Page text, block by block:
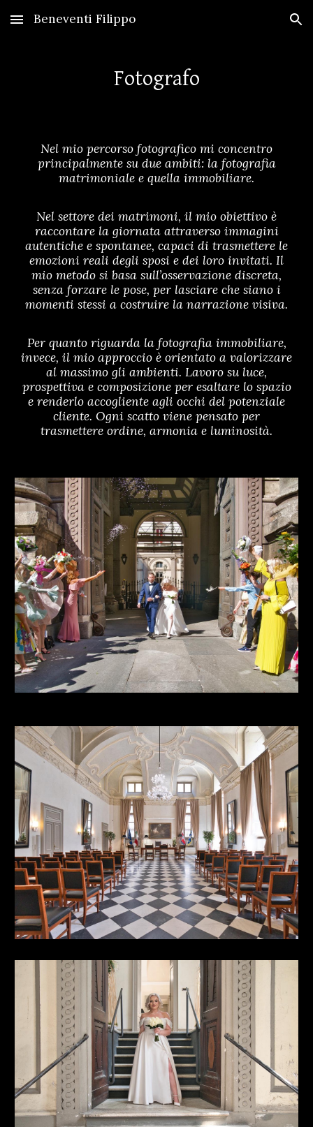
Skip to main content Skip to navigation
Beneventi Filippo
Fotografo
Nel mio percorso fotografico mi concentro
principalmente su due ambiti: la fotografia
matrimoniale e quella immobiliare.
Nel settore dei matrimoni, il mio obiettivo è
raccontare la giornata attraverso immagini
autentiche e spontanee, capaci di trasmettere le
emozioni reali degli sposi e dei loro invitati. Il
mio metodo si basa sull’osservazione discreta,
senza forzare le pose, per lasciare che siano i
momenti stessi a costruire la narrazione visiva.
Per quanto riguarda la fotografia immobiliare,
invece, il mio approccio è orientato a valorizzare
al massimo gli ambienti. Lavoro su luce,
prospettiva e composizione per esaltare lo spazio
e renderlo accogliente agli occhi del potenziale
cliente. Ogni scatto viene pensato per
trasmettere ordine, armonia e luminosità.